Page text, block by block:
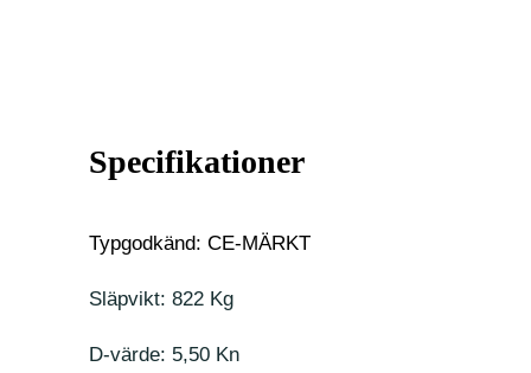
Specifikationer
Typgodkänd: CE-MÄRKT
Släpvikt: 822 Kg
D-värde: 5,50 Kn